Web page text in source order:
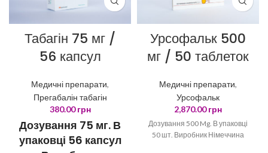
Табагін 75 мг /
56 капсул
Медичні препарати,
Прегабалін табагін
380.00грн
Дозування 75 мг. В
упаковці 56 капсул
Урсофальк 500
мг / 50 таблеток
Медичні препарати,
Урсофальк
2,870.00грн
Дозування 500 Mg. В упаковці
50 шт. Виробник Німеччина